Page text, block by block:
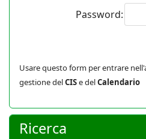
Password:
Usare questo form per entrare
gestione delCISe delCalendario
Ricerca